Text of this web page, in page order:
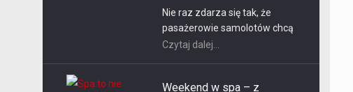
skutki. Czemu? Odpowiedź w
dalszej części tekstu.
samochodem wszystko jest
prostsze!
Marzy ci się rzucenie
wszystkiego i wyjazd na krótki